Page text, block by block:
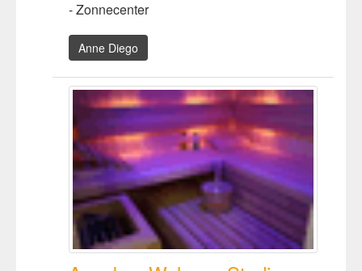
- Zonnecenter
Anne Diego